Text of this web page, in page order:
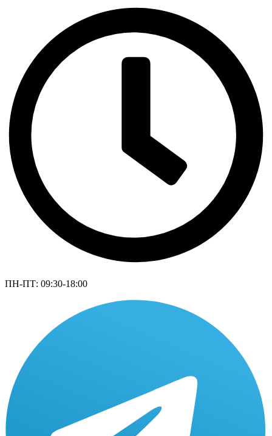
ПН-ПТ: 09:30-18:00